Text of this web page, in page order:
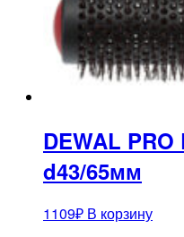
DEWAL
d43/65мм
1109₽ В корзину